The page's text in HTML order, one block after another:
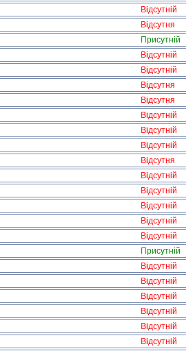
Відсутній
Відсутня
Присутній
Відсутній
Відсутній
Відсутня
Відсутня
Відсутній
Відсутній
Відсутній
Відсутня
Відсутній
Відсутній
Відсутній
Відсутній
Відсутній
Присутній
Відсутній
Відсутній
Відсутній
Відсутній
Відсутній
Відсутній